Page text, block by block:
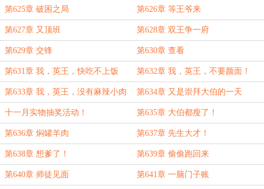
第625章 破困之局 第626章 等王爷来
第627章 又顶班 第628章 双王争一府
第629章 交锋 第630章 查看
第631章 我，英王，快吃不上饭
了！
第632章 我，英王，不要颜面！
第633章 我，英王，没有麻辣小肉
条！
第634章 又是崇拜大伯的一天
十一月实物抽奖活动！ 第635章 大伯都瘦了！
第636章 焖罐羊肉 第637章 先生大才！
第638章 想爹了！ 第639章 偷偷跑回来
第640章 师徒见面 第641章 一脑门子账